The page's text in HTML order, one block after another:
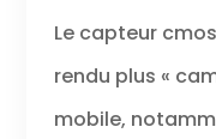
Le capteur
rendu plus «
mobile,